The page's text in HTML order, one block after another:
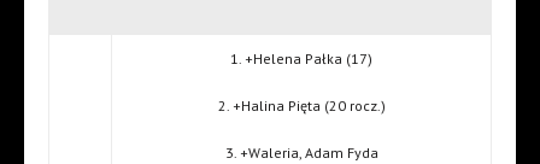
1. +Helena Pałka (17)
2. +Halina Pięta (20 rocz.)
3. +Waleria, Adam Fyda